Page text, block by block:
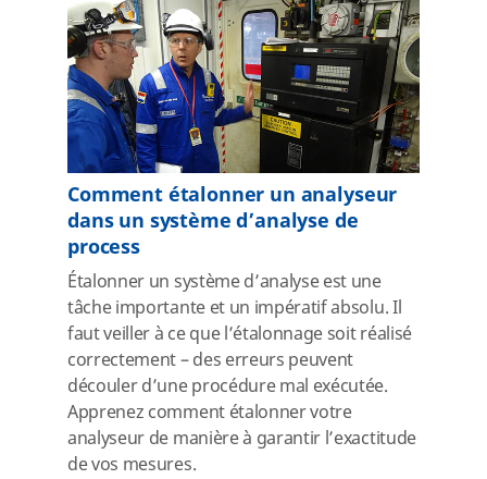
Comment étalonner un analyseur
dans un système d’analyse de
process
Étalonner un système d’analyse est une
tâche importante et un impératif absolu. Il
faut veiller à ce que l’étalonnage soit réalisé
correctement – des erreurs peuvent
découler d’une procédure mal exécutée.
Apprenez comment étalonner votre
analyseur de manière à garantir l’exactitude
de vos mesures.